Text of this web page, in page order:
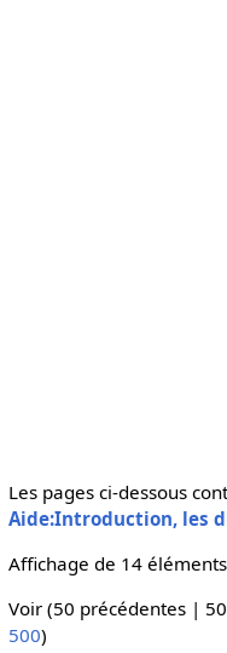
Les pages ci-dessous
Aide:Introduction, les
Affichage de 14
Voir (50 précédentes|
500)